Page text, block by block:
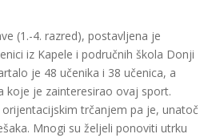
(1.-4. razred), postavljena je
iz Kapele i područnih škola Donji
je 48 učenika i 38 učenica, a
koje je zainteresirao ovaj sport.
trčanjem pa je, unatoč
Mnogi su željeli ponoviti utrku